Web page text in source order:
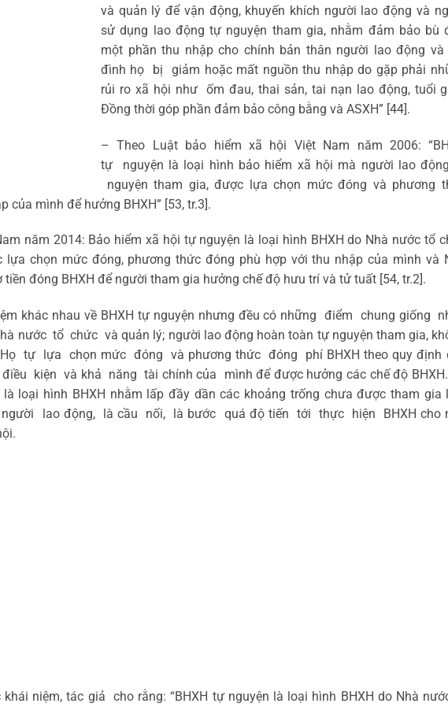
và quản lý để vận động, khuyến khích người lao động và
sử dụng lao động tự nguyện tham gia, nhằm đảm bảo bù
một phần thu nhập cho chính bản thân người lao động và
đình họ bị giảm hoặc mất nguồn thu nhập do gặp phải
rủi ro xã hội như ốm đau, thai sản, tai nạn lao động, tuổi
Đồng thời góp phần đảm bảo công bằng và ASXH” [44].
– Theo Luật bảo hiểm xã hội Việt Nam năm 2006:
tự nguyện là loại hình bảo hiểm xã hội mà người lao
nguyện tham gia, được lựa chọn mức đóng và phương
của mình để hưởng BHXH” [53, tr.3].
năm 2014: Bảo hiểm xã hội tự nguyện là loại hình BHXH do Nhà nước tổ
chọn mức đóng, phương thức đóng phù hợp với thu nhập của mình và
đóng BHXH để người tham gia hưởng chế độ hưu trí và tử tuất [54, tr.2].
khác nhau về BHXH tự nguyện nhưng đều có những điểm chung giống
nước tổ chức và quản lý; người lao động hoàn toàn tự nguyện tham gia,
tự lựa chọn mức đóng và phương thức đóng phí BHXH theo quy định
kiện và khả năng tài chính của mình để được hưởng các chế độ
là loại hình BHXH nhằm lấp đầy dần các khoảng trống chưa được tham gia
người lao động, là cầu nối, là bước quá độ tiến tới thực hiện BHXH cho
niệm, tác giả cho rằng: “BHXH tự nguyện là loại hình BHXH do Nhà